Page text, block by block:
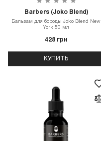
Barbers (Joko Blend)
Бальзам для бороды Joko Blend New
York 50 мл
428 грн
КУПИТЬ